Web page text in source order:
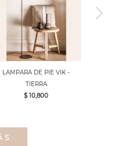
LAMPARA DE PIE VIK -
TIERRA
$ 10,800